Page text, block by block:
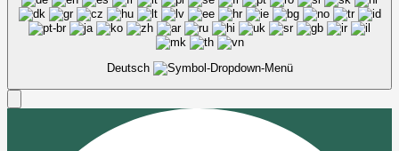
Deutsch